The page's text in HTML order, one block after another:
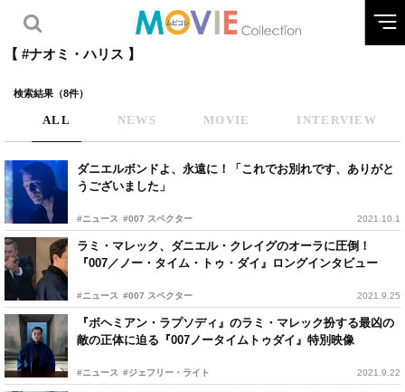
【 #ナオミ・ハリス 】
検索結果（8件）
ALL NEWS MOVIE INTERVIEW
ダニエルボンドよ、永遠に！「これでお別れです、ありがと
うございました」
#ニュース #007 スペクター 2021.10.1
ラミ・マレック、ダニエル・クレイグのオーラに圧倒！
『007／ノー・タイム・トゥ・ダイ』ロングインタビュー
#ニュース #007 スペクター 2021.9.25
『ボヘミアン・ラプソディ』のラミ・マレック扮する最凶の
敵の正体に迫る『007ノータイムトゥダイ』特別映像
#ニュース #ジェフリー・ライト 2021.9.22